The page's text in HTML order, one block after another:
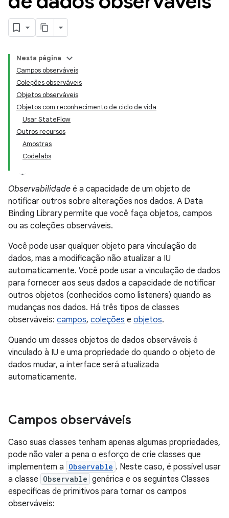
Nesta página
Campos observáveis
Coleções observáveis
Objetos observáveis
Objetos com reconhecimento de ciclo de vida
Usar StateFlow
Outros recursos
Amostras
Codelabs
Observabilidade é a capacidade de um objeto de
notificar outros sobre alterações nos dados. A Data
Binding Library permite que você faça objetos, campos
ou as coleções observáveis.
Você pode usar qualquer objeto para vinculação de
dados, mas a modificação não atualizar a IU
automaticamente. Você pode usar a vinculação de dados
para fornecer aos seus dados a capacidade de notificar
outros objetos (conhecidos como listeners) quando as
mudanças nos dados. Há três tipos de classes
observáveis: campos, coleções e objetos.
Quando um desses objetos de dados observáveis é
vinculado à IU e uma propriedade do quando o objeto de
dados mudar, a interface será atualizada
automaticamente.
Campos observáveis
Caso suas classes tenham apenas algumas propriedades,
pode não valer a pena o esforço de crie classes que
implementem a Observable . Neste caso, é possível usar
a classe Observable genérica e os seguintes Classes
específicas de primitivos para tornar os campos
observáveis: